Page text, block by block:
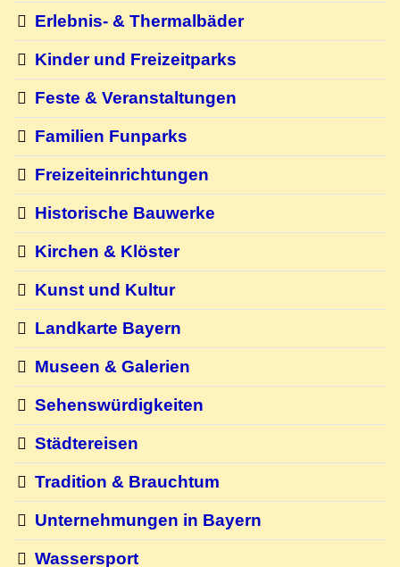
Erlebnis- & Thermalbäder
Kinder und Freizeitparks
Feste & Veranstaltungen
Familien Funparks
Freizeiteinrichtungen
Historische Bauwerke
Kirchen & Klöster
Kunst und Kultur
Landkarte Bayern
Museen & Galerien
Sehenswürdigkeiten
Städtereisen
Tradition & Brauchtum
Unternehmungen in Bayern
Wassersport